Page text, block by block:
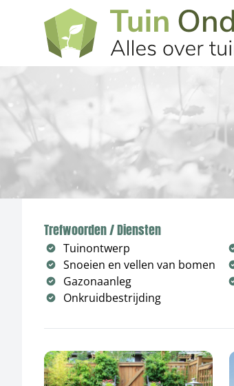
Trefwoorden / Diensten
Tuinontwerp
Snoeien en vellen van bomen
Gazonaanleg
Onkruidbestrijding